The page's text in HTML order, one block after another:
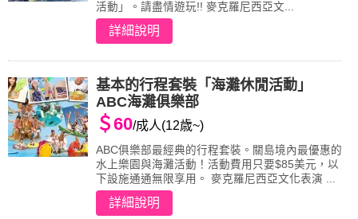
活動」。請盡情遊玩!! 麥克羅尼西亞文...
詳細說明
基本的行程套裝「海灘休閒活動」
ABC海灘俱樂部
＄60/成人(12歳~)
ABC俱樂部最經典的行程套裝。關島境內最優惠的
水上樂園與海灘活動！活動費用只要$85美元，以
下設施通通無限享用。 麥克羅尼西亞文化表演 ...
詳細說明